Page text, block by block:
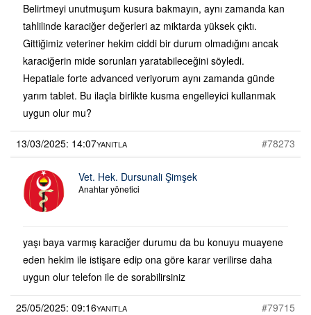
Belirtmeyi unutmuşum kusura bakmayın, aynı zamanda kan
tahlilinde karaciğer değerleri az miktarda yüksek çıktı.
Gittiğimiz veteriner hekim ciddi bir durum olmadığını ancak
karaciğerin mide sorunları yaratabileceğini söyledi.
Hepatiale forte advanced veriyorum aynı zamanda günde
yarım tablet. Bu ilaçla birlikte kusma engelleyici kullanmak
uygun olur mu?
13/03/2025: 14:07 #78273
YANITLA
Vet. Hek. Dursunali Şimşek
Anahtar yönetici
yaşı baya varmış karaciğer durumu da bu konuyu muayene
eden hekim ile istişare edip ona göre karar verilirse daha
uygun olur telefon ile de sorabilirsiniz
25/05/2025: 09:16 #79715
YANITLA